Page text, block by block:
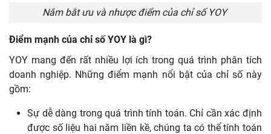
Nắm bắt ưu và nhược điểm của chỉ số YOY
Điểm mạnh của chỉ số YOY là gì?
YOY mang đến rất nhiều lợi ích trong quá trình phân tích
doanh nghiệp. Những điểm mạnh nổi bật của chỉ số này
gồm:
Sự dễ dàng trong quá trình tính toán. Chỉ cần xác định
được số liệu hai năm liền kề, chúng ta có thể tính toán